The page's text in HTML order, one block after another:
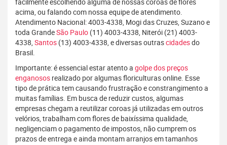
acima, ou falando com nossa equipe de atendimento.
Atendimento Nacional: 4003-4338, Mogi das Cruzes, Suzano e
toda GrandeSão Paulo (11) 4003-4338, Niterói (21) 4003-
4338, Santos (13) 4003-4338, e diversas outrascidadesdo
Brasil.
Importante: é essencial estar atento a golpe dos preços
enganosos realizado por algumas floriculturas online. Esse
tipo de prática tem causando frustração e constrangimento a
muitas famílias. Em busca de reduzir custos, algumas
empresas chegam a reutilizar coroas já utilizadas em outros
velórios, trabalham com flores de baixíssima qualidade,
negligenciam o pagamento de impostos, não cumprem os
prazos de entrega e ainda montam arranjos em tamanhos